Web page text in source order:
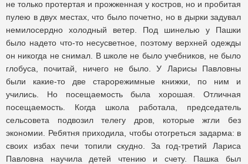
не только протертая и прожженная у костров, но и пробитая
пулею в двух местах, что было почетно, но в дырки задувал
немилосердно холодный ветер. Под шинелью у Пашки
было надето что-то несусветное, поэтому верхней одежды
он никогда не снимал. В школе не было учебников, не было
глобуса, почитай, ничего не было. У Ларисы Павловны
были какие-то две старорежимные книжки, по ним и
учились. Но посещаемость была хорошая. Отличная
посещаемость. Когда школа работала, председатель
сельсовета подвозил телегу дров, которые жгли без
экономии. Ребятня приходила, чтобы отогреться задарма: в
своих избах печи топили скудно. За год-третий Лариса
Павловна научила детей чтению и счету. Пашка был